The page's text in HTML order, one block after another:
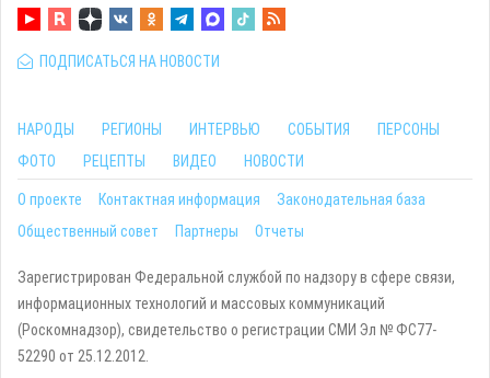
ПОДПИСАТЬСЯ НА НОВОСТИ
НАРОДЫ РЕГИОНЫ ИНТЕРВЬЮ СОБЫТИЯ
ПЕРСОНЫ
ФОТО
РЕЦЕПТЫ ВИДЕО НОВОСТИ
О проекте Контактная информация
Законодательная база
Общественный совет
Партнеры Отчеты
Зарегистрирован Федеральной службой по надзору в сфере связи,
информационных технологий и массовых коммуникаций
(Роскомнадзор), свидетельство о регистрации СМИ Эл № ФС77-
52290 от 25.12.2012.